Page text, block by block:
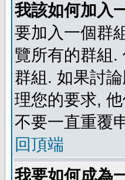
我該如何加入
要加入一個群
覽所有的群組.
群組. 如果討
理您的要求,
不要一直重覆
回頂端
我要如何成為